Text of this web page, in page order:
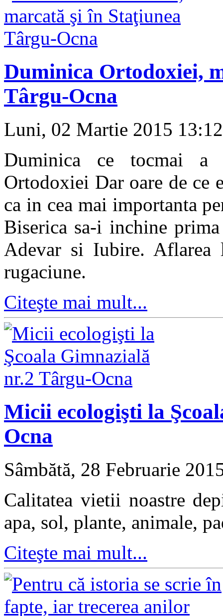
Duminica Ortodoxiei,
Târgu-Ocna
Luni, 02 Martie 2015
Duminica ce tocmai a
Ortodoxiei Dar oare de ce
ca in cea mai importanta
Biserica sa-i inchine
Adevar si Iubire.
rugaciune.
Citeşte mai mult...
Micii ecologişti la
Ocna
Sâmbătă, 28 Februarie
Calitatea vietii noastre
apa, sol, plante, animale,
Citeşte mai mult...